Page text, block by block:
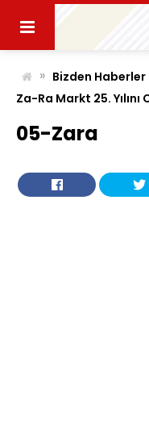
content
» Bizden Haberler
Za-Ra Markt 25.
05-Zara